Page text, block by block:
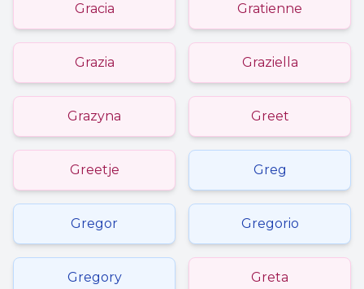
Gracia Gratienne
Grazia Graziella
Grazyna Greet
Greetje Greg
Gregor Gregorio
Gregory Greta